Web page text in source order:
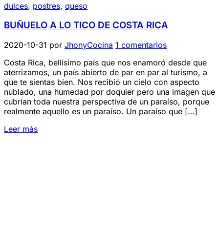
dulces, postres, queso
BUÑUELO A LO TICO DE COSTA RICA
2020-10-31 por JhonyCocina 1 comentarios
Costa Rica, bellísimo país que nos enamoró desde que
aterrizamos, un país abierto de par en par al turismo, a
que te sientas bien. Nos recibió un cielo con aspecto
nublado, una humedad por doquier pero una imagen que
cubrían toda nuestra perspectiva de un paraíso, porque
realmente aquello es un paraíso. Un paraíso que […]
Leer más